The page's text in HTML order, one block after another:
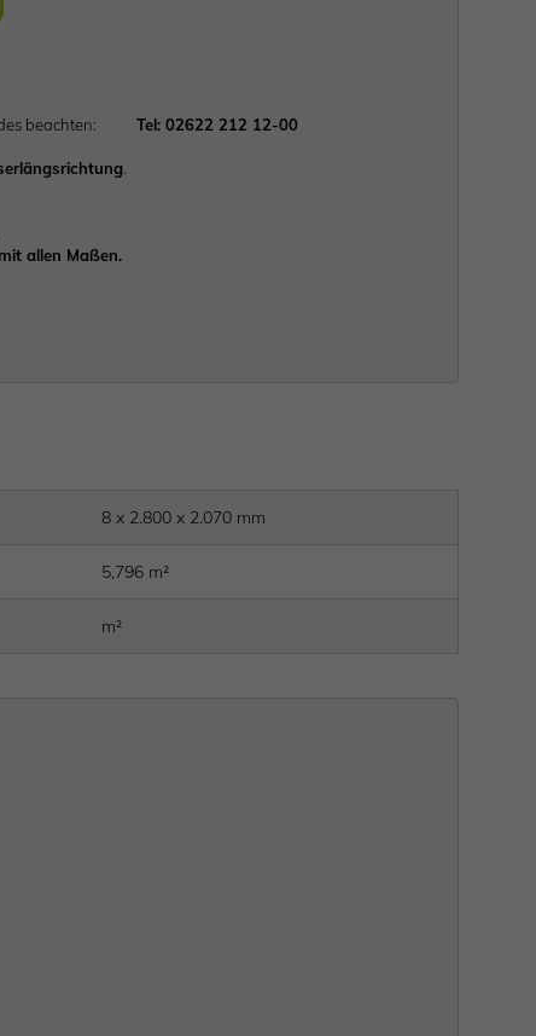
beachten:Tel: 02622 212 12-00
allen Maßen.
8 x 2.800 x 2.070 mm
5,796 m²
m²